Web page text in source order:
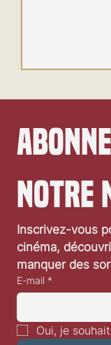
notre
Inscrivez-vous
cinéma,
manquer des
E-mail *
Oui, je